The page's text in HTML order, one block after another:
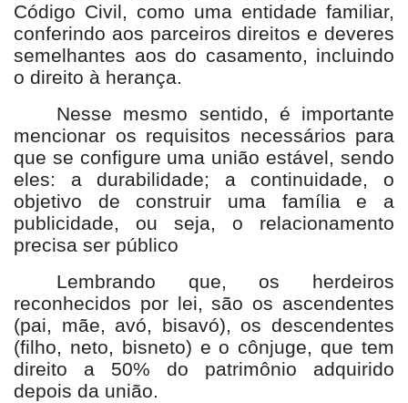
Código Civil, como uma entidade familiar,
conferindo aos parceiros direitos e deveres
semelhantes aos do casamento, incluindo
o direito à herança.
Nesse mesmo sentido, é importante
mencionar os requisitos necessários para
que se configure uma união estável, sendo
eles: a durabilidade; a continuidade, o
objetivo de construir uma família e a
publicidade, ou seja, o relacionamento
precisa ser público
Lembrando que, os herdeiros
reconhecidos por lei, são os ascendentes
(pai, mãe, avó, bisavó), os descendentes
(filho, neto, bisneto) e o cônjuge, que tem
direito a 50% do patrimônio adquirido
depois da união.